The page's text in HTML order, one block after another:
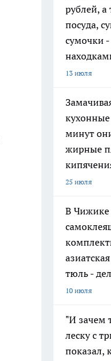
рублей, а
посуда,
сумочки
13 июля
кухонные
минут
жирные
25 июля
В
тюль -
10 июля
"И зачем
леску с
показал,